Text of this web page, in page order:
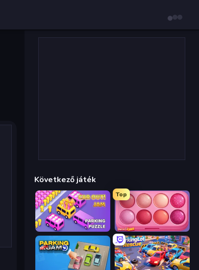
Következő játék
Car OUT! Jam Parking Puzzle
Top
Piece of Cake: Merge and Bake